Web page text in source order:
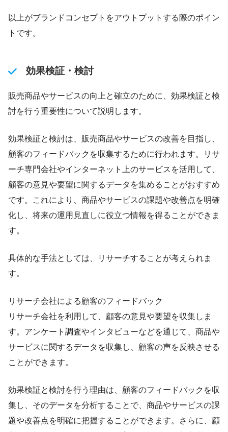
以上がブランドコンセプトをアウトプットする際のポイン
トです。
効果検証・検討
販売商品やサービスの向上と確立のために、効果検証と検
討を行う重要性について説明します。
効果検証と検討は、販売商品やサービスの改善を目指し、
顧客のフィードバックを収集するために行われます。リサ
ーチ専門会社やインターネット上のサービスを活用して、
顧客の意見や要望に関するデータを集めることがおすすめ
です。これにより、商品やサービスの課題や改善点を明確
化し、将来の運用見直しに役立つ情報を得ることができま
す。
具体的な手法としては、リサーチすることが考えられま
す。
リサーチ会社による顧客のフィードバック
リサーチ会社を利用して、顧客の意見や要望を収集しま
す。アンケート調査やインタビューなどを通じて、商品や
サービスに関するデータを収集し、顧客の声を反映させる
ことができます。
効果検証と検討を行う理由は、顧客のフィードバックを収
集し、そのデータを分析することで、商品やサービスの課
題や改善点を明確に把握することができます。さらに、顧